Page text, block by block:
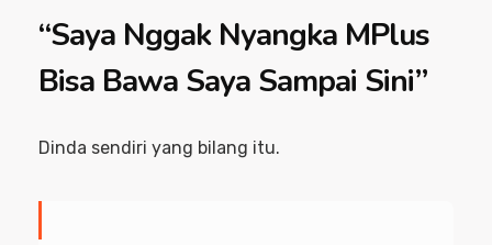
“Saya Nggak Nyangka MPlus
Bisa Bawa Saya Sampai Sini”
Dinda sendiri yang bilang itu.